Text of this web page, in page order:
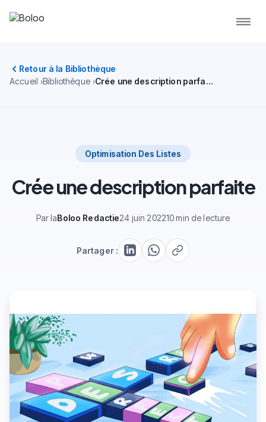
Retour à la Bibliothèque
Accueil Bibliothèque Crée une description parfaite
Optimisation Des Listes
Crée une description parfaite
Par laBoloo Redactie24 juin 202210 min de lecture
Partager :